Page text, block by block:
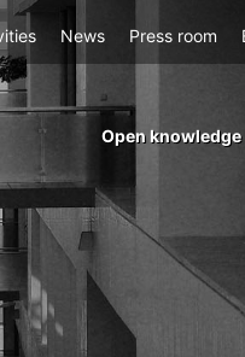
News Press room
menu
cchs
conocimiento
abierto
Open knowledge